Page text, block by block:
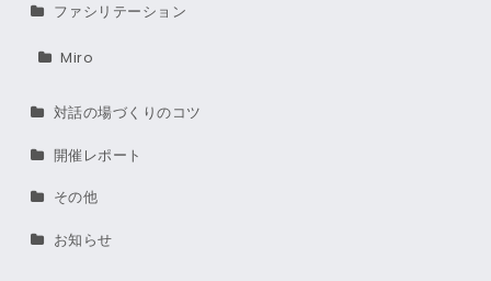
ファシリテーション
Miro
対話の場づくりのコツ
開催レポート
その他
お知らせ